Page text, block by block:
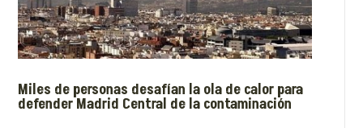
Miles de personas desafían la ola de calor para
defender Madrid Central de la contaminación